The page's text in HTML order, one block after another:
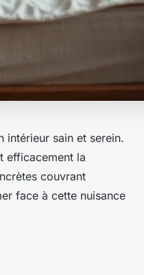
intérieur sain et serein.
efficacement la
couvrant
face à cette nuisance